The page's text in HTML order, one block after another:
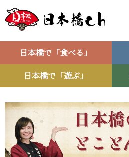
日本橋で「食べる」
日本橋で「遊ぶ」